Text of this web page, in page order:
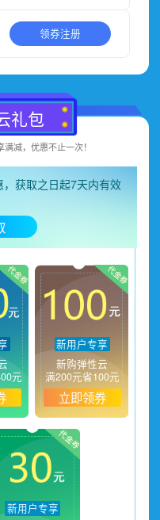
领券注册
礼包
减，优惠不止一次！
获取之日起7天内有效
元
新用户专享
新购弹性云
满200元省100元
立即领券
新用户专享